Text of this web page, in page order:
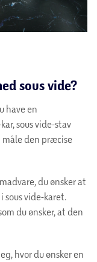
sous vide?
have en
sous vide-stav
den præcise
du ønsker at
sous vide-karet.
du ønsker, at den
hvor du ønsker en